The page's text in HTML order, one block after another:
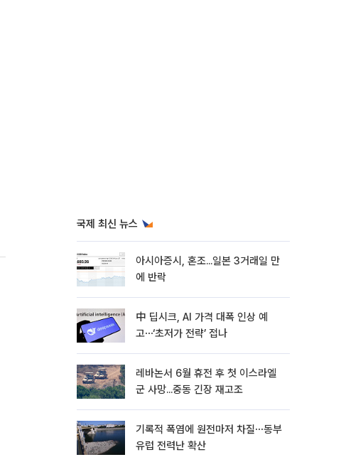
국제 최신 뉴스
아시아증시, 혼조...일본 3거래일 만
에 반락
中 딥시크, AI 가격 대폭 인상 예
고⋯‘초저가 전략’ 접나
레바논서 6월 휴전 후 첫 이스라엘
군 사망...중동 긴장 재고조
기록적 폭염에 원전마저 차질⋯동부
유럽 전력난 확산